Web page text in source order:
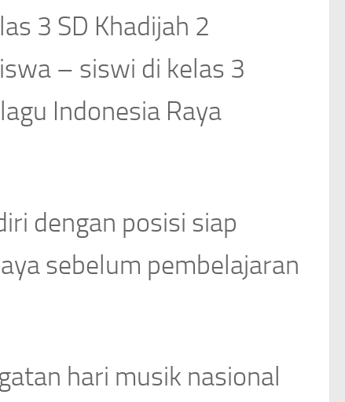
3 SD Khadijah 2
– siswi di kelas 3
Indonesia Raya
dengan posisi siap
sebelum pembelajaran
hari musik nasional